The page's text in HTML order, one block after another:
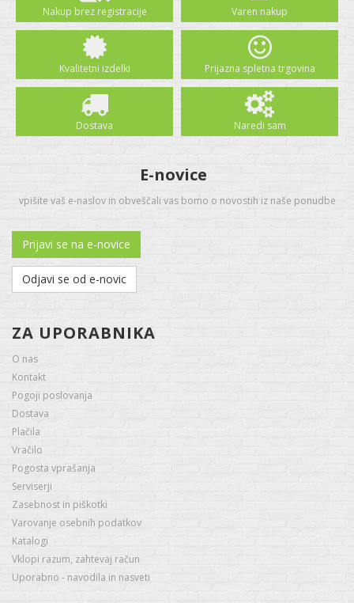
Nakup brez registracije Varen nakup
Kvalitetni izdelki Prijazna spletna trgovina
Dostava Naredi sam
E-novice
vpišite vaš e-naslov in obveščali vas bomo o novostih iz naše ponudbe
Prijavi se na e-novice
Odjavi se od e-novic
ZA UPORABNIKA
O nas
Kontakt
Pogoji poslovanja
Dostava
Plačila
Vračilo
Pogosta vprašanja
Serviserji
Zasebnost in piškotki
Varovanje osebnih podatkov
Katalogi
Vklopi razum, zahtevaj račun
Uporabno - navodila in nasveti